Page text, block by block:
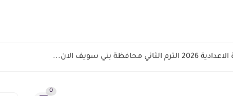
محافظة بني سويف الان...
0